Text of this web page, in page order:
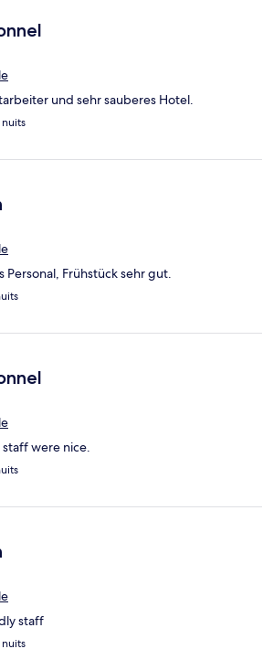
und sehr sauberes Hotel.
Frühstück sehr gut.
were nice.
staff